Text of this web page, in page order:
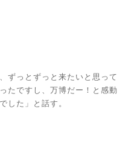
ずっとずっと来たいと思って
たですし、万博だー！と感動
した」と話す。